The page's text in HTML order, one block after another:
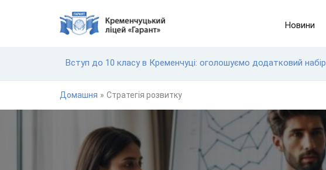
Новини
Вступ до 10 класу в Кременчуці: оголошуємо додатковий набір
Домашня Стратегія розвитку